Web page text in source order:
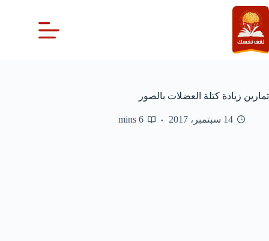
التجاوز
إلى
المحتوى
تمارين زيادة كتلة العضلات بالصور
14 سبتمبر، 2017 6 mins